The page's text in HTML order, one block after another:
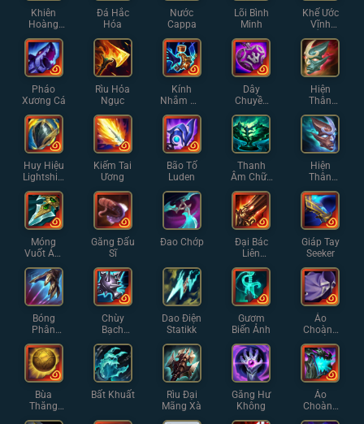
Khiên
Hoàng
Hôn
Đá Hắc
Hóa
Nước
Cappa
Lõi Bình
Minh
Khế Ước
Vĩnh
Hằng
Pháo
Xương Cá
Rìu Hỏa
Ngục
Kính
Nhắm Ma
Pháp
Dây
Chuyền
Tự Lực
Hiện
Thân
Phản
Chiếu Cỡ
Nhỏ
Huy Hiệu
Lightshiel
d
Kiếm Tai
Ương
Bão Tố
Luden
Thanh
Âm Chữa
Lành
Hiện
Thân
Phản
Chiếu
Móng
Vuốt Ám
Muội
Găng Đấu
Sĩ
Đao Chớp
Đại Bác
Liên
Thanh
Giáp Tay
Seeker
Bóng
Phân
Thân
Chùy
Bạch
Ngân
Dao Điện
Statikk
Gươm
Biến Ảnh
Áo
Choàng
Mờ Ám
Bùa
Thăng
Hoa
Bất Khuất
Rìu Đại
Mãng Xà
Găng Hư
Không
Áo
Choàng
Diệt Vong